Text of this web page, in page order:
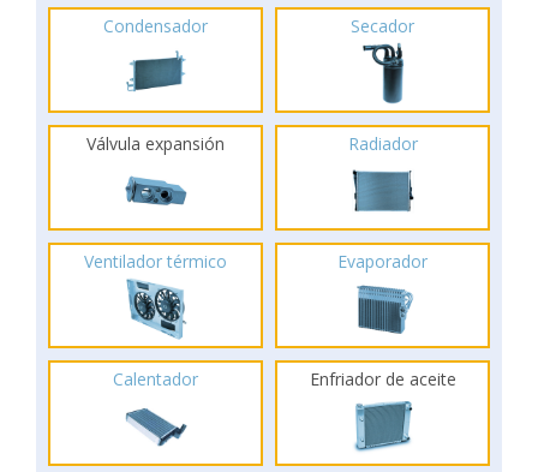
Condensador Secador
Válvula expansión Radiador
Ventilador térmico Evaporador
Calentador Enfriador de aceite